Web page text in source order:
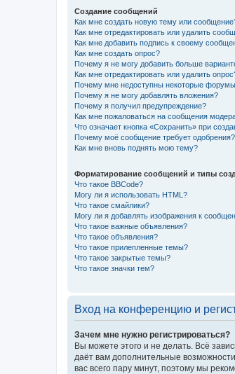
Создание сообщений
Как мне создать новую тему или
Как мне отредактировать или удалить
Как мне добавить подпись к своему
Как мне создать опрос?
Почему я не могу добавить больше
Как мне отредактировать или удалить
Почему мне недоступны некоторые
Почему я не могу добавлять вложения?
Почему я получил предупреждение?
Как мне пожаловаться на сообщения
Что означает кнопка «Сохранить» при
Почему моё сообщение требует одобрения?
Как мне вновь поднять мою тему?
Форматирование сообщений и типы
Что такое BBCode?
Могу ли я использовать HTML?
Что такое смайлики?
Могу ли я добавлять изображения к
Что такое важные объявления?
Что такое объявления?
Что такое прилепленные темы?
Что такое закрытые темы?
Что такое значки тем?
Вход на конференцию и
Зачем мне нужно регистрироваться?
Вы можете этого и не делать. Всё
даёт вам дополнительные
вас всего пару минут, поэтому мы